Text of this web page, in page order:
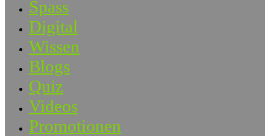
Spass
Digital
Wissen
Blogs
Quiz
Videos
Promotionen